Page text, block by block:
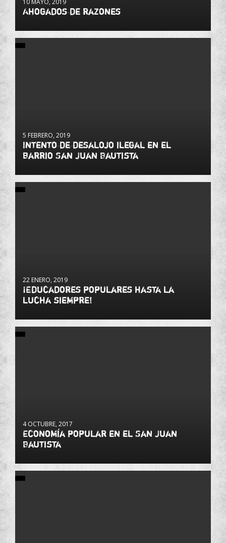
Ahogados de razones
5 FEBRERO, 2019
Intento de desalojo ilegal en el
barrio San Juan Bautista
22 ENERO, 2019
¡Educadores populares hasta la
lucha siempre!
4 OCTUBRE, 2017
Economía popular en el San Juan
Bautista